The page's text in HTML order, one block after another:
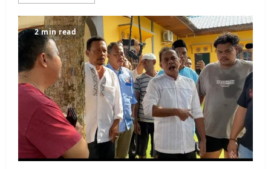
2 min read